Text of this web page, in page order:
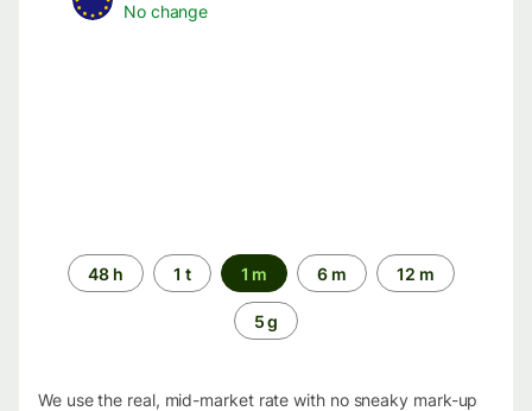
No change
Time
period
48 h 1 t 1 m 6 m 12 m
5 g
We use the real, mid-market rate with no sneaky mark-up